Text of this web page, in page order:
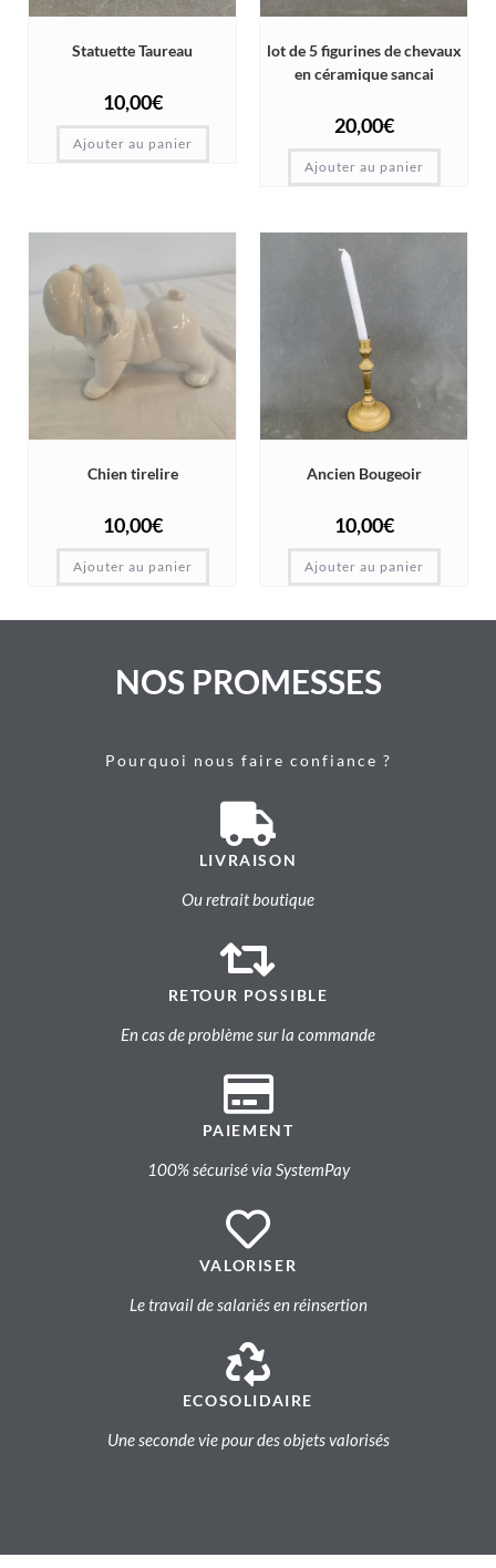
Statuette Taureau
10,00€
Ajouter au panier
lot de 5 figurines de chevaux
en céramique sancai
20,00€
Ajouter au panier
Chien tirelire
10,00€
Ajouter au panier
Ancien Bougeoir
10,00€
Ajouter au panier
NOS PROMESSES
Pourquoi nous faire confiance ?
LIVRAISON
Ou retrait boutique
RETOUR POSSIBLE
En cas de problème sur la commande
PAIEMENT
100% sécurisé via SystemPay
VALORISER
Le travail de salariés en réinsertion
ECOSOLIDAIRE
Une seconde vie pour des objets valorisés